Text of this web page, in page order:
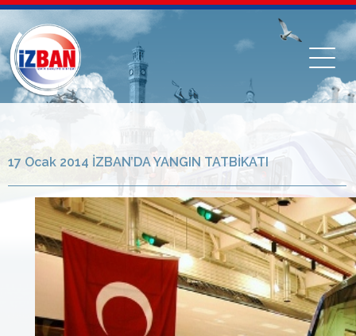
17 Ocak 2014 İZBAN’DA YANGIN TATBİKATI